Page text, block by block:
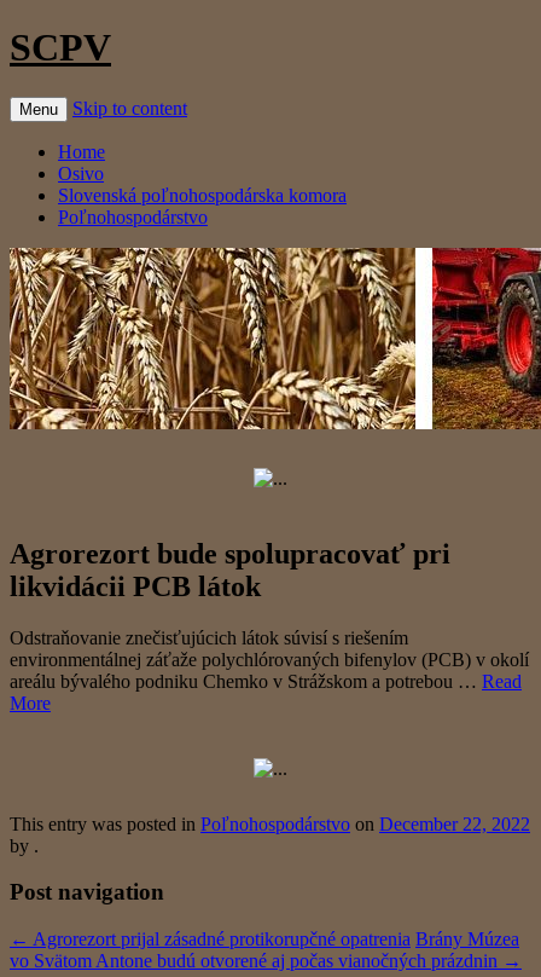
SCPV
Menu Skip to content
Home
Osivo
Slovenská poľnohospodárska komora
Poľnohospodárstvo
Agrorezort bude spolupracovať pri
likvidácii PCB látok
Odstraňovanie znečisťujúcich látok súvisí s riešením
environmentálnej záťaže polychlórovaných bifenylov (PCB) v okolí
areálu bývalého podniku Chemko v Strážskom a potrebou … Read
More
This entry was posted in Poľnohospodárstvo on December 22, 2022
by .
Post navigation
← Agrorezort prijal zásadné protikorupčné opatrenia Brány Múzea
vo Svätom Antone budú otvorené aj počas vianočných prázdnin →